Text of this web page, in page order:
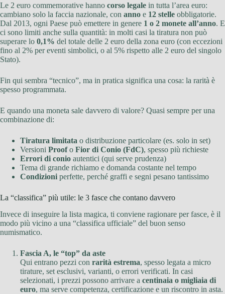
Le 2 euro commemorative hanno corso legale in tutta l’area euro:
cambiano solo la faccia nazionale, con anno e 12 stelle obbligatorie.
Dal 2013, ogni Paese può emettere in genere 1 o 2 monete all’anno. E
ci sono limiti anche sulla quantità: in molti casi la tiratura non può
superare lo 0,1% del totale delle 2 euro della zona euro (con eccezioni
fino al 2% per eventi simbolici, o al 5% rispetto alle 2 euro del singolo
Stato).
Fin qui sembra “tecnico”, ma in pratica significa una cosa: la rarità è
spesso programmata.
E quando una moneta sale davvero di valore? Quasi sempre per una
combinazione di:
Tiratura limitata o distribuzione particolare (es. solo in set)
Versioni Proofo Fior di Conio (FdC), spesso più richieste
Errori di conio autentici (qui serve prudenza)
Tema di grande richiamo e domanda costante nel tempo
Condizioni perfette, perché graffi e segni pesano tantissimo
La “classifica” più utile: le 3 fasce che contano davvero
Invece di inseguire la lista magica, ti conviene ragionare per fasce, è il
modo più vicino a una “classifica ufficiale” del buon senso
numismatico.
Fascia A, le “top” da aste
Qui entrano pezzi con rarità estrema, spesso legata a micro
tirature, set esclusivi, varianti, o errori verificati. In casi
selezionati, i prezzi possono arrivare a centinaia o migliaia di
euro, ma serve competenza, certificazione e un riscontro in asta.